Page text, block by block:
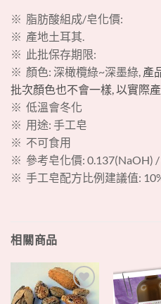
※ 脂肪酸組成/皂化價:
※ 產地土耳其.
※ 此批保存期限:
※ 顏色: 深橄欖綠~深墨綠, 產
批次顏色也不會一樣, 以實際
※ 低溫會冬化
※ 用途: 手工皂
※ 不可食用
※ 參考皂化價: 0.137(NaOH) /
※ 手工皂配方比例建議值:
相關商品